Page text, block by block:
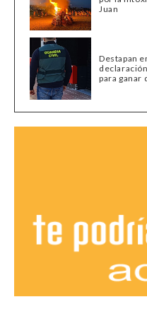
Juan
Destapan
para ganar